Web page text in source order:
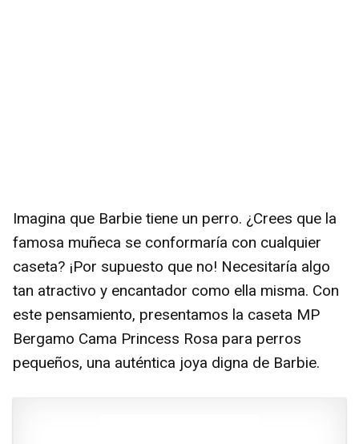
Imagina que Barbie tiene un perro. ¿Crees que la
famosa muñeca se conformaría con cualquier
caseta? ¡Por supuesto que no! Necesitaría algo
tan atractivo y encantador como ella misma. Con
este pensamiento, presentamos la caseta MP
Bergamo Cama Princess Rosa para perros
pequeños, una auténtica joya digna de Barbie.